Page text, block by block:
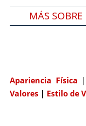
MÁS
Apariencia Física |
Valores | Estilo de